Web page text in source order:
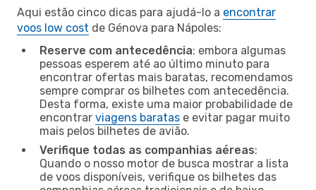
Aqui estão cinco dicas para ajudá-lo a encontrar
voos low cost de Génova para Nápoles:
Reserve com antecedência: embora algumas
pessoas esperem até ao último minuto para
encontrar ofertas mais baratas, recomendamos
sempre comprar os bilhetes com antecedência.
Desta forma, existe uma maior probabilidade de
encontrar viagens baratas e evitar pagar muito
mais pelos bilhetes de avião.
Verifique todas as companhias aéreas:
Quando o nosso motor de busca mostrar a lista
de voos disponíveis, verifique os bilhetes das